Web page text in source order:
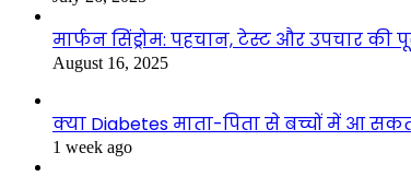
मार्फन सिंड्रोम: पहचान, टेस्ट और उपचार की
August 16, 2025
क्या Diabetes माता-पिता से बच्चों में आ
1 week ago